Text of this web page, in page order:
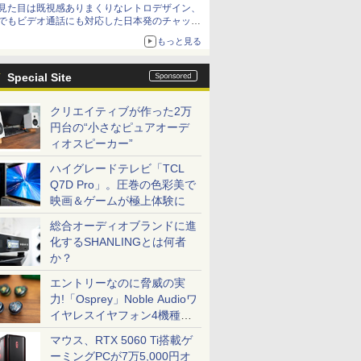
た目は既視感ありまくりなレトロデザイン、
もビデオ通話にも対応した日本発のチャット
もっと見る
Special Site
クリエイティブが作った2万
円台の“小さなピュアオーデ
ィオスピーカー”
ハイグレードテレビ「TCL
Q7D Pro」。圧巻の色彩美で
映画＆ゲームが極上体験に
総合オーディオブランドに進
化するSHANLINGとは何者
か？
エントリーなのに脅威の実
力!「Osprey」Noble Audioワ
イヤレスイヤフォン4機種を
一気に聴く
マウス、RTX 5060 Ti搭載ゲ
ーミングPCが7万5,000円オ